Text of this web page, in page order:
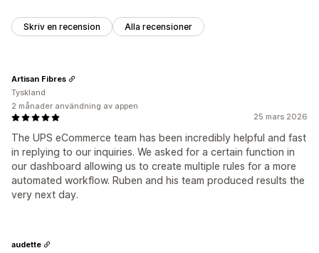
Skriv en recension Alla recensioner
25 mars 2026
The UPS eCommerce team has been incredibly helpful and fast
in replying to our inquiries. We asked for a certain function in
our dashboard allowing us to create multiple rules for a more
automated workflow. Ruben and his team produced results the
very next day.
Artisan Fibres
Tyskland
2 månader användning av appen
audette